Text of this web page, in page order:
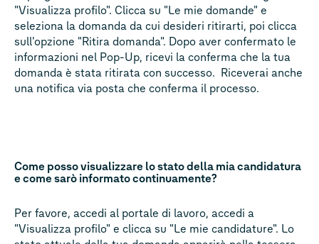
"Visualizza profilo". Clicca su "Le mie domande" e
seleziona la domanda da cui desideri ritirarti, poi clicca
sull'opzione "Ritira domanda". Dopo aver confermato le
informazioni nel Pop-Up, ricevi la conferma che la tua
domanda è stata ritirata con successo. Riceverai anche
una notifica via posta che conferma il processo.
Come posso visualizzare lo stato della mia candidatura
e come sarò informato continuamente?
Per favore, accedi al portale di lavoro, accedi a
"Visualizza profilo" e clicca su "Le mie candidature". Lo